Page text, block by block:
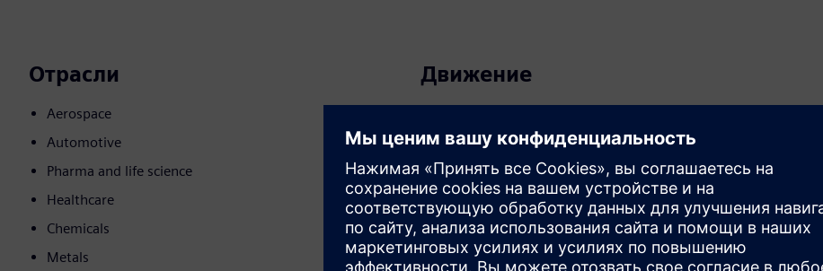
Отрасли
Aerospace
Automotive
Pharma and life science
Healthcare
Chemicals
Metals
Движение
Расширяет возможности продукта/решения Siemens
новое решение для клиентов путем интеграции
продуктов клиента и Siemens Xcelerator